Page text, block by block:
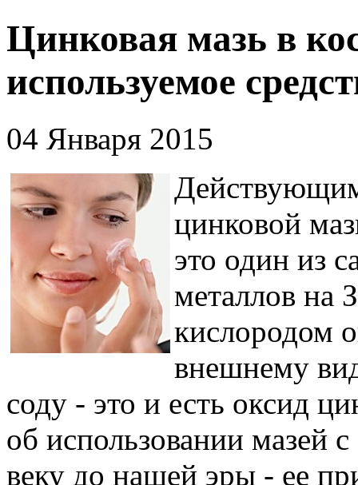
Цинковая мазь в
используемое
04 Января 2015
цинковой
это один из
металлов на
кислородом
внешнему
соду - это и есть оксид
об использовании мазей
веку до нашей эры - ее